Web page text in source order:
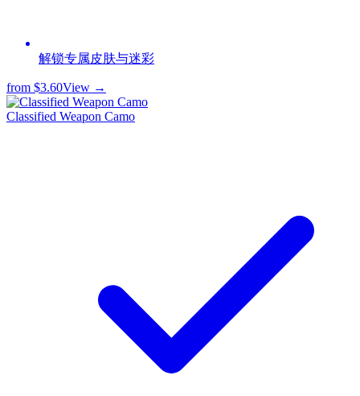
解锁专属皮肤与迷彩
from $3.60View →
Classified Weapon Camo